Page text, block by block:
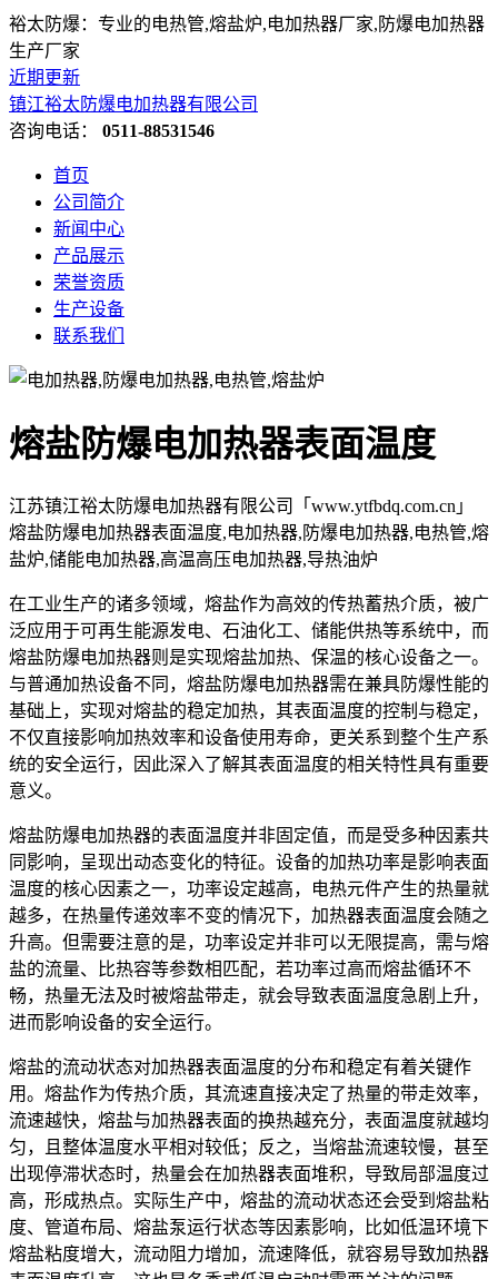
裕太防爆：专业的电热管,熔盐炉,电加热器厂家,防爆电加热器
生产厂家
近期更新
镇江裕太防爆电加热器有限公司
咨询电话： 0511-88531546
首页
公司简介
新闻中心
产品展示
荣誉资质
生产设备
联系我们
熔盐防爆电加热器表面温度
江苏镇江裕太防爆电加热器有限公司「www.ytfbdq.com.cn」
熔盐防爆电加热器表面温度,电加热器,防爆电加热器,电热管,熔
盐炉,储能电加热器,高温高压电加热器,导热油炉
在工业生产的诸多领域，熔盐作为高效的传热蓄热介质，被广
泛应用于可再生能源发电、石油化工、储能供热等系统中，而
熔盐防爆电加热器则是实现熔盐加热、保温的核心设备之一。
与普通加热设备不同，熔盐防爆电加热器需在兼具防爆性能的
基础上，实现对熔盐的稳定加热，其表面温度的控制与稳定，
不仅直接影响加热效率和设备使用寿命，更关系到整个生产系
统的安全运行，因此深入了解其表面温度的相关特性具有重要
意义。
熔盐防爆电加热器的表面温度并非固定值，而是受多种因素共
同影响，呈现出动态变化的特征。设备的加热功率是影响表面
温度的核心因素之一，功率设定越高，电热元件产生的热量就
越多，在热量传递效率不变的情况下，加热器表面温度会随之
升高。但需要注意的是，功率设定并非可以无限提高，需与熔
盐的流量、比热容等参数相匹配，若功率过高而熔盐循环不
畅，热量无法及时被熔盐带走，就会导致表面温度急剧上升，
进而影响设备的安全运行。
熔盐的流动状态对加热器表面温度的分布和稳定有着关键作
用。熔盐作为传热介质，其流速直接决定了热量的带走效率，
流速越快，熔盐与加热器表面的换热越充分，表面温度就越均
匀，且整体温度水平相对较低；反之，当熔盐流速较慢，甚至
出现停滞状态时，热量会在加热器表面堆积，导致局部温度过
高，形成热点。实际生产中，熔盐的流动状态还会受到熔盐粘
度、管道布局、熔盐泵运行状态等因素影响，比如低温环境下
熔盐粘度增大，流动阻力增加，流速降低，就容易导致加热器